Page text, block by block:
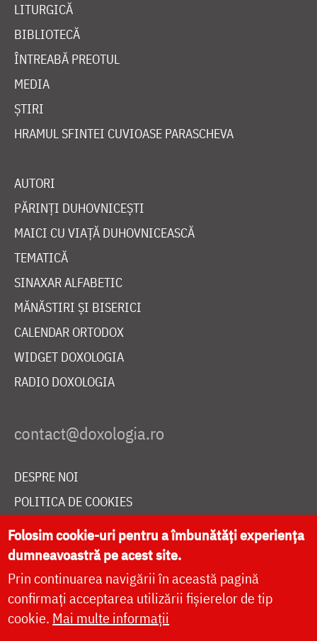
LITURGICĂ
BIBLIOTECĂ
ÎNTREABĂ PREOTUL
MEDIA
ȘTIRI
HRAMUL SFINTEI CUVIOASE PARASCHEVA
AUTORI
PĂRINȚI DUHOVNICEȘTI
MAICI CU VIAȚĂ DUHOVNICEASCĂ
TEMATICĂ
SINAXAR ALFABETIC
MĂNĂSTIRI ȘI BISERICI
CALENDAR ORTODOX
WIDGET DOXOLOGIA
RADIO DOXOLOGIA
DESPRE NOI
POLITICA DE COOKIES
DONEAZĂ ONLINE PENTRU CATEDRALA NAȚIONALĂ
LIVE
Folosim cookie-uri pentru a îmbunătăți experiența
dumneavoastră pe acest site.
Prin continuarea navigării în această pagină
confirmați acceptarea utilizării fișierelor de tip
cookie. Mai multe informații